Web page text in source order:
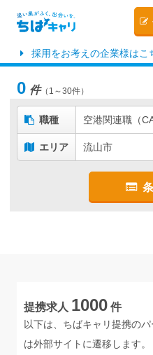
採用をお考えの企業様はこ
0 件（1～30件）
職種
エリア 流山市
提携求人 1000 件
以下は、ちばキャリ提携の
は外部サイトに遷移します。